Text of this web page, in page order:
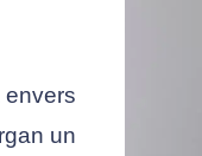
un